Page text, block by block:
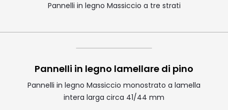
Pannelli in legno Massiccio a tre strati
Pannelli in legno lamellare di pino
Pannelli in legno Massiccio monostrato a lamella
intera larga circa 41/44 mm